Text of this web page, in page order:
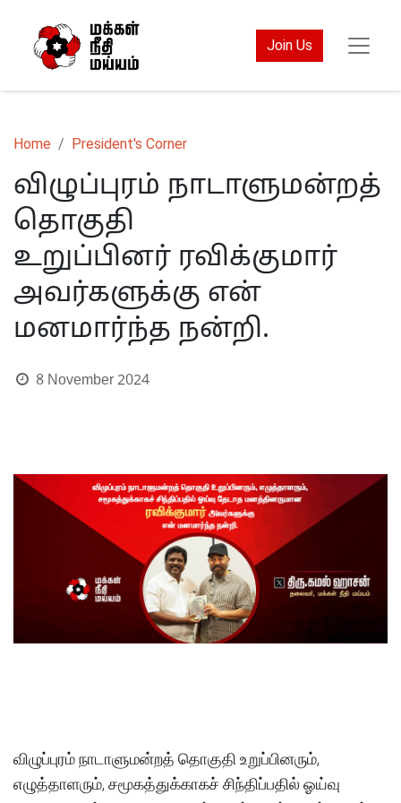
Join Us
Home President's Corner
விழுப்புரம் நாடாளுமன்றத்
தொகுதி
உறுப்பினர் ரவிக்குமார்
அவர்களுக்கு என்
மனமார்ந்த நன்றி.
8 November 2024
விழுப்புரம் நாடாளுமன்றத் தொகுதி உறுப்பினரும்,
எழுத்தாளரும், சமூகத்துக்காகச் சிந்திப்பதில் ஓய்வு